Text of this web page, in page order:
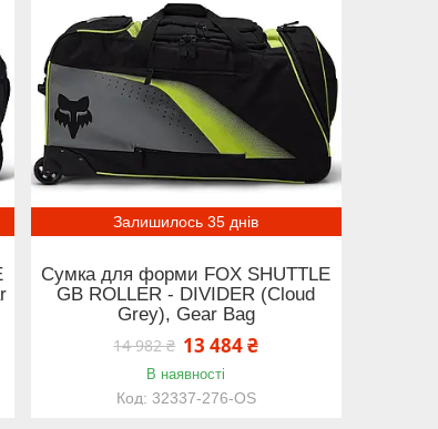
Залишилось 35 днів
Сумка для форми FOX SHUTTLE
GB ROLLER - DIVIDER (Cloud
Grey), Gear Bag
14 982 ₴ 13 484 ₴
В наявності
32337-276-OS